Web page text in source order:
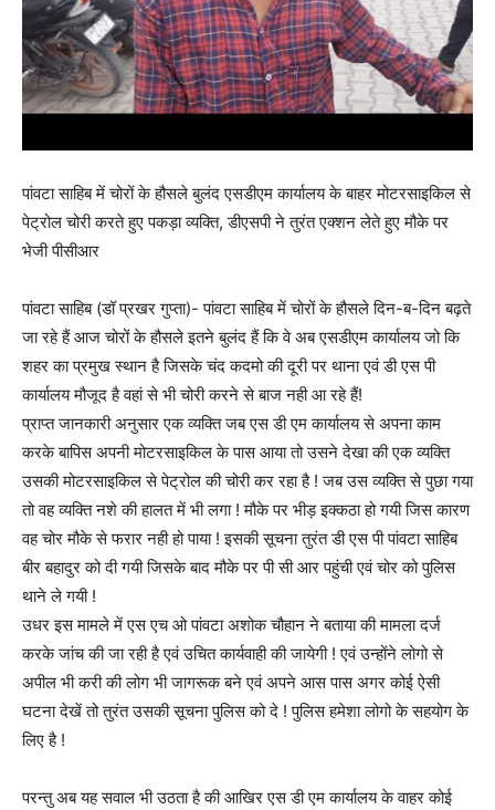
पांवटा साहिब में चोरों के हौसले बुलंद एसडीएम कार्यालय के बाहर मोटरसाइकिल से
पेट्रोल चोरी करते हुए पकड़ा व्यक्ति, डीएसपी ने तुरंत एक्शन लेते हुए मौके पर
भेजी पीसीआर
पांवटा साहिब (डॉ प्रखर गुप्ता)- पांवटा साहिब में चोरों के हौसले दिन-ब-दिन बढ़ते
जा रहे हैं आज चोरों के हौसले इतने बुलंद हैं कि वे अब एसडीएम कार्यालय जो कि
शहर का प्रमुख स्थान है जिसके चंद कदमो की दूरी पर थाना एवं डी एस पी
कार्यालय मौजूद है वहां से भी चोरी करने से बाज नही आ रहे हैं!
प्राप्त जानकारी अनुसार एक व्यक्ति जब एस डी एम कार्यालय से अपना काम
करके बापिस अपनी मोटरसाइकिल के पास आया तो उसने देखा की एक व्यक्ति
उसकी मोटरसाइकिल से पेट्रोल की चोरी कर रहा है ! जब उस व्यक्ति से पुछा गया
तो वह व्यक्ति नशे की हालत में भी लगा ! मौके पर भीड़ इक्कठा हो गयी जिस कारण
वह चोर मौके से फरार नही हो पाया ! इसकी सूचना तुरंत डी एस पी पांवटा साहिब
बीर बहादुर को दी गयी जिसके बाद मौके पर पी सी आर पहुंची एवं चोर को पुलिस
थाने ले गयी !
उधर इस मामले में एस एच ओ पांवटा अशोक चौहान ने बताया की मामला दर्ज
करके जांच की जा रही है एवं उचित कार्यवाही की जायेगी ! एवं उन्होंने लोगो से
अपील भी करी की लोग भी जागरूक बने एवं अपने आस पास अगर कोई ऐसी
घटना देखें तो तुरंत उसकी सूचना पुलिस को दे ! पुलिस हमेशा लोगो के सहयोग के
लिए है !
परन्तु अब यह सवाल भी उठता है की आखिर एस डी एम कार्यालय के वाहर कोई